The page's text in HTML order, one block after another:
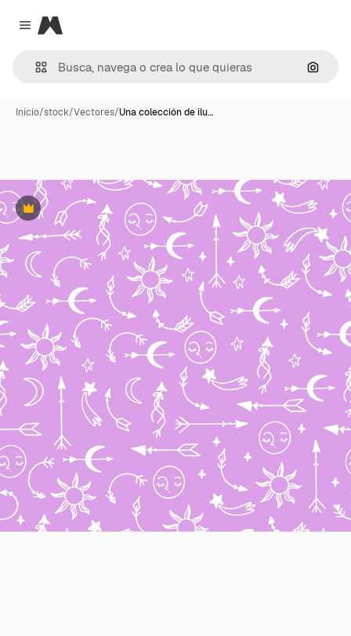
Close menu
Magnific
Inicio/stock/Vectores/Una colección de ilu…
Premium